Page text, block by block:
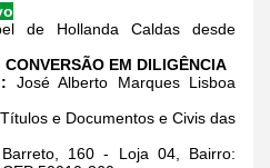
de Hollanda Caldas desde
CONVERSÃO EM DILIGÊNCIA
José Alberto Marques Lisboa
e Documentos e Civis das
160 - Loja 04, Bairro: